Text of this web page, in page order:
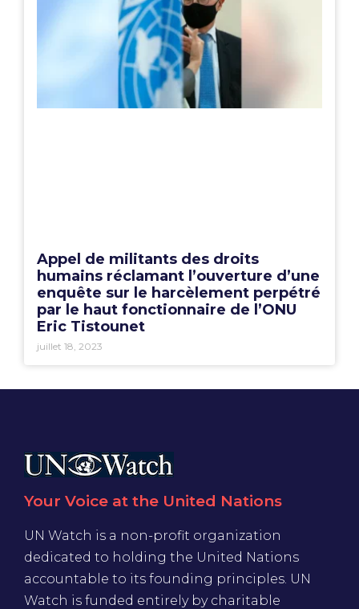
Appel de militants des droits
humains réclamant l’ouverture d’une
enquête sur le harcèlement perpétré
par le haut fonctionnaire de l’ONU
Eric Tistounet
juillet 18, 2023
Your Voice at the United Nations
UN Watch is a non-profit organization
dedicated to holding the United Nations
accountable to its founding principles. UN
Watch is funded entirely by charitable